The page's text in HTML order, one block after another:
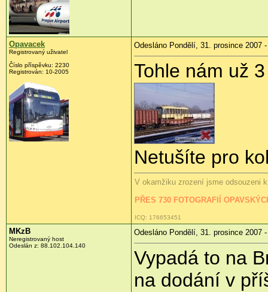
Opavacek
Registrovaný uživatel
Číslo příspěvku: 2230
Registrován: 10-2005
Odesláno Pondělí, 31. prosince 2007
Tohle nám už
Netušíte pro
V okamžiku zrození jsme odsouzeni
PŘES 730 FOTOGRAFIÍ
ICQ: 176653451
MKzB
Neregistrovaný host
Odeslán z: 88.102.104.140
Odesláno Pondělí, 31. prosince 2007
Vypadá to na
na dodání v